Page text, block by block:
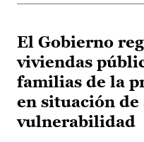
El Gobierno
viviendas
familias de la
en situación de
vulnerabilidad